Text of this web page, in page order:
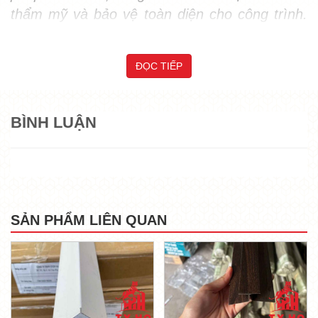
thẩm mỹ và bảo vệ toàn diện cho công trình.
CẤP PANEL CÁCH NHIỆT KHU VỰC PHÍA
NAM VÀ TRÊN TOÀN QUỐC
- Khi thi công các dòng sàn nhựa hoặc tấm ốp
Ultra Panel
, các vị trí cắt cuối tấm thường để
lộ phần cốt. Việc sử dụng thanh U kết thúc
Ultra Panel
mang lại nhiều lợi ích vượt trội:
ĐỌC TIẾP
BÌNH LUẬN
SẢN PHẨM LIÊN QUAN